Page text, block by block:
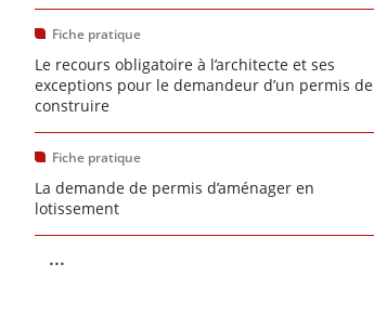
Fiche pratique
Le recours obligatoire à l’architecte et ses
exceptions pour le demandeur d’un permis de
construire
Fiche pratique
La demande de permis d’aménager en
lotissement
...